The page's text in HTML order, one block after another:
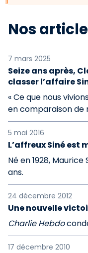
Nos
7 mars 2025
Seize ans après,
classer l’affaire
« Ce que nous
en comparaison de
5 mai 2016
L’affreux Siné est
Né en 1928,
ans.
24 décembre 2012
Une nouvelle
Charlie Hebdo
17 décembre 2010